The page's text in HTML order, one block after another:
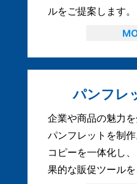
ルをご提案します。
パンフレ
企業や商品の魅力
パンフレットを制
コピーを一体化し
果的な販促ツールを